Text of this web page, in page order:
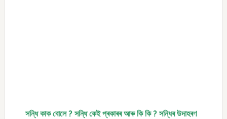
সন্ধি কাক বোলে ? সন্ধি কেই প্ৰকাৰৰ আৰু কি কি ? সন্ধিৰ উদাহৰণ